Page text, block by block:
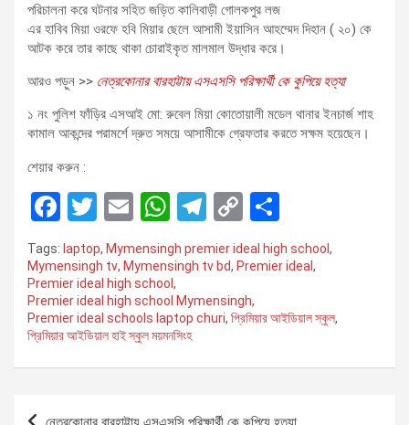
পরিচালনা করে ঘটনার সহিত জড়িত কালিবাড়ী গোলকপুর লজ
এর হাবিব মিয়া ওরফে হবি মিয়ার ছেলে আসামী ইয়াসিন আহম্মেদ দিহান ( ২০) কে
আটক করে তার কাছে থাকা চোরাইকৃত মালমাল উদ্ধার করে।
আরও পড়ুন >> নেত্রকোনার বারহাট্টায় এসএসসি পরিক্ষার্থী কে কুপিয়ে হত্যা
১ নং পুলিশ ফাঁড়ির এসআই মো: রুবেল মিয়া কোতোয়ালী মডেল থানার ইনচার্জ শাহ
কামাল আকন্দের পরামর্শে দ্রুত সময়ে আসামীকে গ্রেফতার করতে সক্ষম হয়েছেন।
শেয়ার করুন :
F
a
ce
b
o
T
wi
tt
er
E
ail
W
h
at
s
A
T
el
e
gr
a
C
o
py
Li
n
h
ar
Tags: laptop, Mymensingh premier ideal high school ,
Mymensingh tv, Mymensingh tv bd, Premier ideal ,
Premier ideal high school ,
Premier ideal high school Mymensingh,
Premier ideal schools laptop churi, প্রিমিয়ার আইডিয়াল স্কুল,
প্রিমিয়ার আইডিয়াল হাই স্কুল ময়মনসিংহ